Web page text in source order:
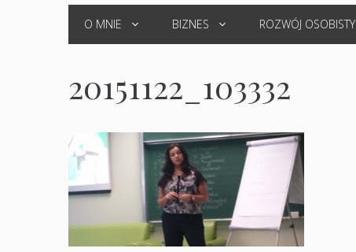
O MNIE BIZNES ROZWÓJ OSOBISTY
20151122_103332